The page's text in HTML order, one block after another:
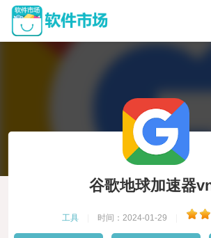
谷歌地球加速器
工具 时间：2024-01-29